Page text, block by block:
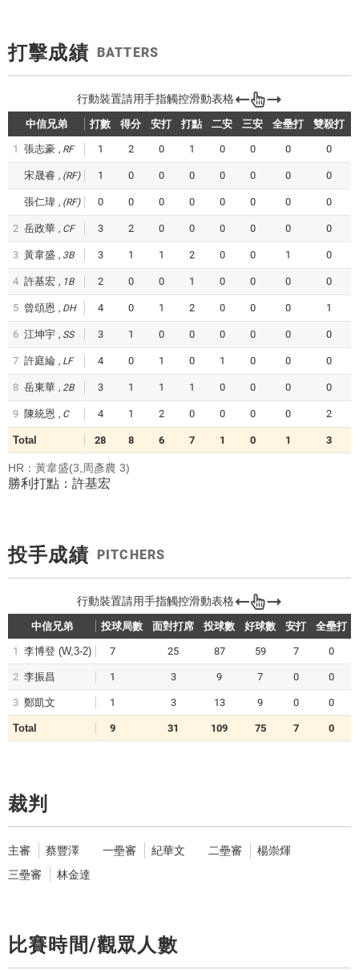
打擊成績 BATTERS
中信兄弟 打數 得分 安打 打點 二安 三安 全壘打 雙殺打
1 張志豪 RF 1 2 0 1 0 0 0 0
宋晟睿 (RF) 1 0 0 0 0 0 0 0
張仁瑋 (RF) 0 0 0 0 0 0 0 0
2 岳政華 CF 3 2 0 0 0 0 0 0
3 黃韋盛 3B 3 1 1 2 0 0 1 0
4 許基宏 1B 2 0 0 1 0 0 0 0
5 曾頌恩 DH 4 0 1 2 0 0 0 1
6 江坤宇 SS 3 1 0 0 0 0 0 0
7 許庭綸 LF 4 0 1 0 1 0 0 0
8 岳東華 2B 3 1 1 1 0 0 0 0
9 陳統恩 C 4 1 2 0 0 0 0 2
Total 28 8 6 7 1 0 1 3
HR：黃韋盛(3,周彥農 3)
勝利打點：許基宏
投手成績 PITCHERS
中信兄弟 投球局數 面對打席 投球數 好球數 安打 全壘打
1 李博登 (W,3-2) 7 25 87 59 7 0
2 李振昌 1 3 9 7 0 0
3 鄭凱文 1 3 13 9 0 0
Total 9 31 109 75 7 0
裁判
主審 蔡豐澤 一壘審 紀華文 二壘審
楊崇煇
三壘審
林金達
比賽時間/觀眾人數